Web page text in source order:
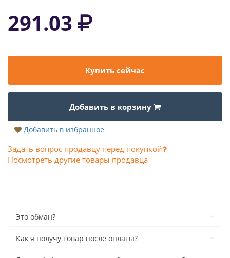
291.03
Купить сейчас
Добавить в корзину
Добавить в избранное
Задать вопрос продавцу перед покупкой
Посмотреть другие товары продавца
Это обман?
Как я получу товар после оплаты?